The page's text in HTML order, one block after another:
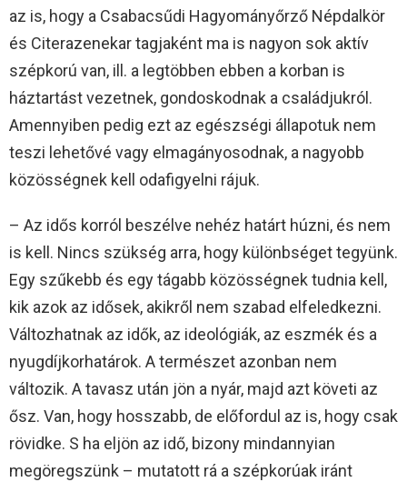
az is, hogy a Csabacsűdi Hagyományőrző Népdalkör
és Citerazenekar tagjaként ma is nagyon sok aktív
szépkorú van, ill. a legtöbben ebben a korban is
háztartást vezetnek, gondoskodnak a családjukról.
Amennyiben pedig ezt az egészségi állapotuk nem
teszi lehetővé vagy elmagányosodnak, a nagyobb
közösségnek kell odafigyelni rájuk.
– Az idős korról beszélve nehéz határt húzni, és nem
is kell. Nincs szükség arra, hogy különbséget tegyünk.
Egy szűkebb és egy tágabb közösségnek tudnia kell,
kik azok az idősek, akikről nem szabad elfeledkezni.
Változhatnak az idők, az ideológiák, az eszmék és a
nyugdíjkorhatárok. A természet azonban nem
változik. A tavasz után jön a nyár, majd azt követi az
ősz. Van, hogy hosszabb, de előfordul az is, hogy csak
rövidke. S ha eljön az idő, bizony mindannyian
megöregszünk – mutatott rá a szépkorúak iránt